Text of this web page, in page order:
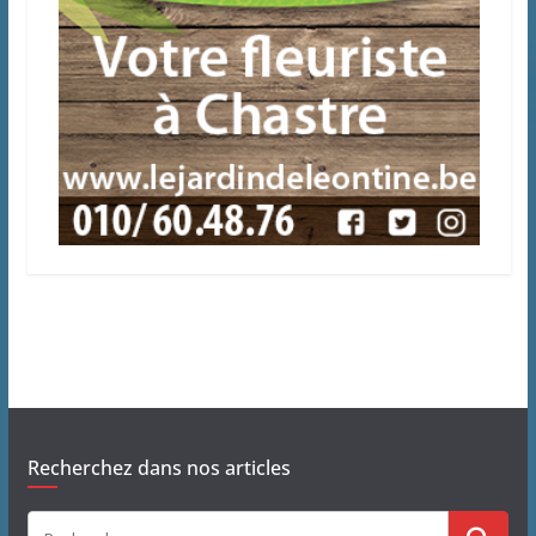
Recherchez dans nos articles